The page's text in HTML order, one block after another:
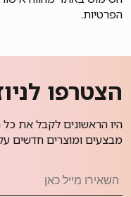
הפרטיות.
הצטרפו
היו הראשונים לקבל את כל
מבצעים ומוצרים חדשים